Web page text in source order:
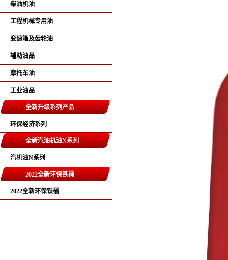
柴油机油
工程机械专用油
变速箱及齿轮油
辅助油品
摩托车油
工业油品
全新升级系列产品
环保经济系列
全新汽油机油N系列
汽机油N系列
2022全新环保铁桶
2022全新环保铁桶